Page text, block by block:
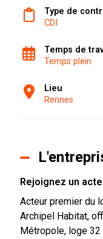
Type de
CDI
Temps de
Temps plein
Lieu
Rennes
Rejoignez un
Acteur premier du
Archipel Habitat,
Métropole, loge